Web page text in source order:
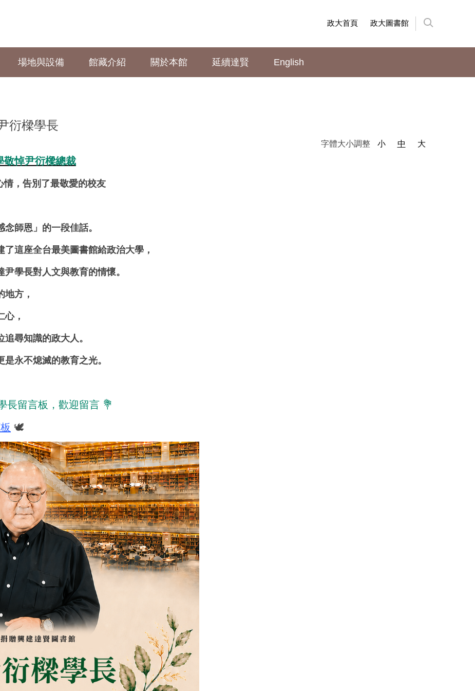
政大首頁 政大圖書館
場地與設備 館藏介紹 關於本館 延續達賢 English
衍樑學長
字體大小調整 小 中 大
悼尹衍樑總裁
情，告別了最敬愛的校友
師恩」的一段佳話。
這座全台最美圖書館給政治大學，
學長對人文與教育的情懷。
方，
，
尋知識的政大人。
是永不熄滅的教育之光。
長留言板，歡迎留言 💐
🕊️